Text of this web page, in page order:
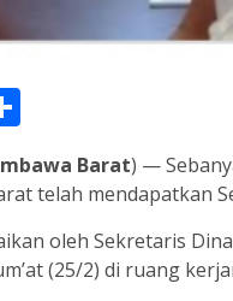
Barat) —
telah mendapatkan
oleh Sekretaris
(25/2) di ruang